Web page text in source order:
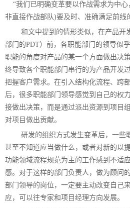
“我们已明确变革要以作战需求为中
非直接作战部队)要及时、准确满足前线
和文中提到的情形类似，在产品开
部门的PDT）前，各职能部门的领导似
职能的角度对产品的某一个方面做出决
终导致各个职能部门串行的为产品开发
把握客户需求。在引入结构化流程、跨
后，很多职能部门领导感觉到自己的权
接做出决策，而是通过派出资源到项目
对项目做出贡献。
研发的组织方式发生变革后，一些
甚至不知道应当做什么，或者对新的以
功能领域流程规范为主的工作感到不适
感。对于这样的部门负责人，做为顾问
部门领导的岗位，一定要主动改变自己
应，可以往专家和项目经理方向发展。